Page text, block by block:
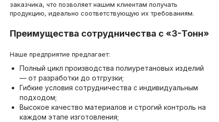
заказчика, что позволяет нашим клиентам получать
продукцию, идеально соответствующую их требованиям.
Преимущества сотрудничества с «3-Тонн»
Наше предприятие предлагает:
Полный цикл производства полиуретановых изделий
— от разработки до отгрузки;
Гибкие условия сотрудничества с индивидуальным
подходом;
Высокое качество материалов и строгий контроль на
каждом этапе изготовления;